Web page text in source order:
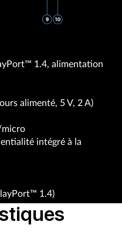
1.4, alimentation
alimenté, 5 V, 2 A)
micro
intégré à la
1.4)